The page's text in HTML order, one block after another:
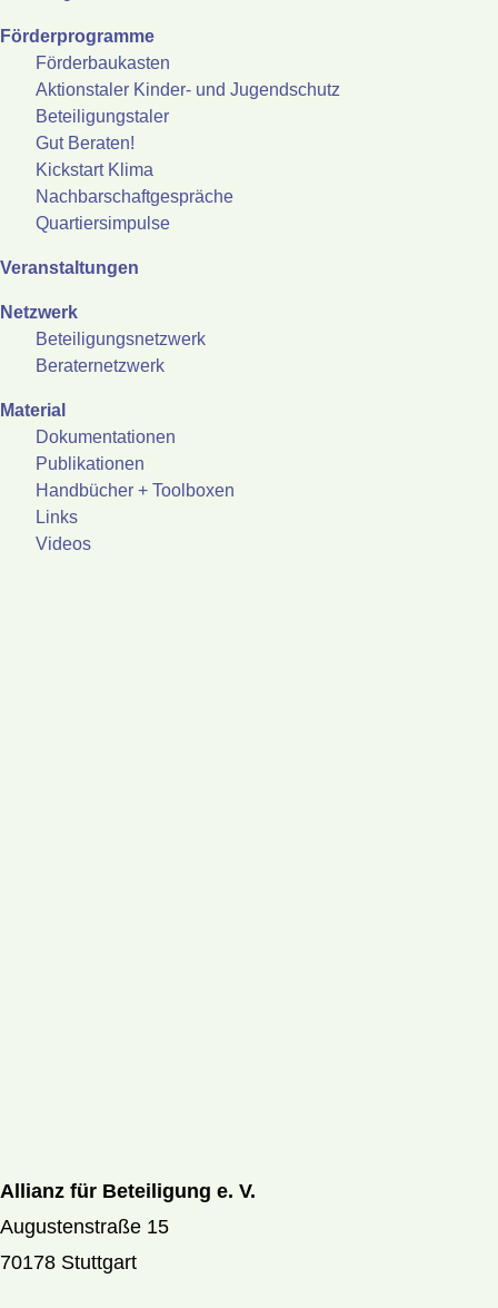
Förderprogramme
Förderbaukasten
Aktionstaler Kinder- und Jugendschutz
Beteiligungstaler
Gut Beraten!
Kickstart Klima
Nachbarschaftgespräche
Quartiersimpulse
Veranstaltungen
Netzwerk
Beteiligungsnetzwerk
Beraternetzwerk
Material
Dokumentationen
Publikationen
Handbücher + Toolboxen
Links
Videos
Allianz für Beteiligung e. V.
Augustenstraße 15
70178 Stuttgart